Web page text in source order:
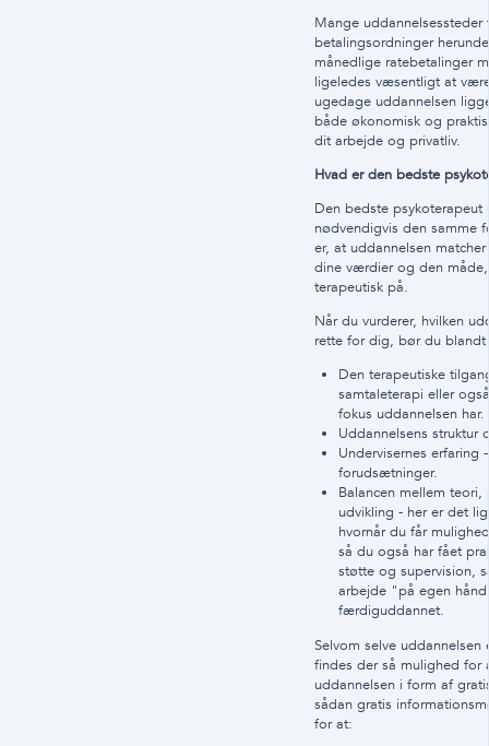
Mange
betalingsordninger
månedlige ratebetalinger
ligeledes væsentligt at
ugedage uddannelsen
både økonomisk og
dit arbejde og privatliv.
Hvad er den bedste
Den bedste psykoterapeut
nødvendigvis den samme
er, at uddannelsen
dine værdier og den
terapeutisk på.
Når du vurderer, hvilken
rette for dig, bør du
Den terapeutiske
samtaleterapi eller
fokus uddannelsen har.
Uddannelsens struktur
Undervisernes erfaring
forudsætninger.
Balancen mellem
udvikling - her er det
hvornår du får
så du også har fået
støtte og supervision,
arbejde "på egen
færdiguddannet.
Selvom selve
findes der så mulighed for
uddannelsen i form af
sådan gratis
for at: